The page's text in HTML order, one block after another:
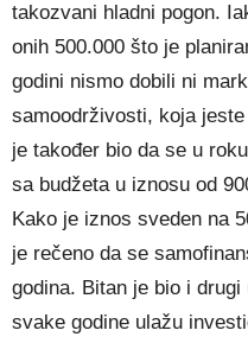
takozvani hladni pogon.
onih 500.000 što je
godini nismo dobili ni
samoodrživosti, koja
je također bio da se u
sa budžeta u iznosu od
Kako je iznos sveden na
je rečeno da se
godina. Bitan je bio i
svake godine ulažu